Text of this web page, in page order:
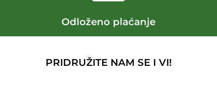
Odloženo plaćanje
PRIDRUŽITE NAM SE I VI!